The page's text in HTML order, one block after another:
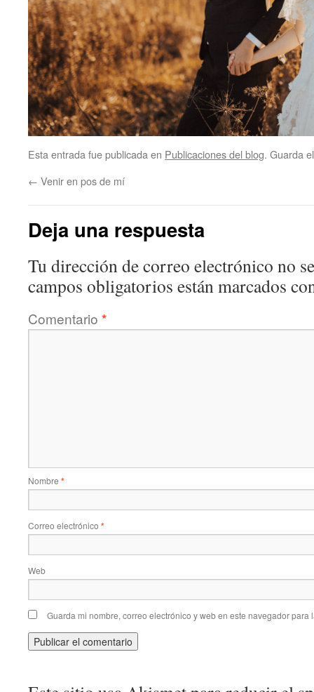
Esta entrada fue publicada en Publicaciones del blog. Guarda
← Venir en pos de mí
Deja una respuesta
Tu dirección de correo electrónico no
campos obligatorios están marcados
Comentario *
Nombre *
Correo electrónico *
Web
Guarda mi nombre, correo electrónico y web en este navegador para